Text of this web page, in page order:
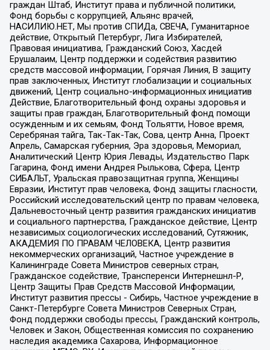
граждан Штаб, Институт права и публичной политики,
Фонд борьбы с коррупцией, Альянс врачей,
НАСИЛИЮ.НЕТ, Мы против СПИДа, СВЕЧА, Гуманитарное
действие, Открытый Петербург, Лига Избирателей,
Правовая инициатива, Гражданский Союз, Хасдей
Ерушалаим, Центр поддержки и содействия развитию
средств массовой информации, Горячая Линия, В защиту
прав заключенных, Институт глобализации и социальных
движений, Центр социально-информационных инициатив
Действие, Благотворительный фонд охраны здоровья и
защиты прав граждан, Благотворительный фонд помощи
осужденным и их семьям, Фонд Тольятти, Новое время,
Серебряная тайга, Так-Так-Так, Сова, центр Анна, Проект
Апрель, Самарская губерния, Эра здоровья, Мемориал,
Аналитический Центр Юрия Левады, Издательство Парк
Гагарина, Фонд имени Андрея Рылькова, Сфера, Центр
СИБАЛЬТ, Уральская правозащитная группа, Женщины
Евразии, Институт прав человека, Фонд защиты гласности,
Российский исследовательский центр по правам человека,
Дальневосточный центр развития гражданских инициатив
и социального партнерства, Гражданское действие, Центр
независимых социологических исследований, Сутяжник,
АКАДЕМИЯ ПО ПРАВАМ ЧЕЛОВЕКА, Центр развития
некоммерческих организаций, Частное учреждение в
Калининграде Совета Министров северных стран,
Гражданское содействие, Трансперенси Интернешнл-Р,
Центр Защиты Прав Средств Массовой Информации,
Институт развития прессы - Сибирь, Частное учреждение в
Санкт-Петербурге Совета Министров Северных Стран,
Фонд поддержки свободы прессы, Гражданский контроль,
Человек и Закон, Общественная комиссия по сохранению
наследия академика Сахарова, Информационное